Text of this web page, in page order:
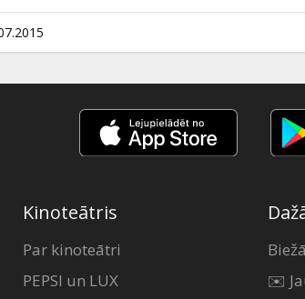
*Atsevišķos kinoteātros arī 2D. Sīkāka
repertuāros.
Kinoteātris
Par kinoteātri
PEPSI un LUX
✉️